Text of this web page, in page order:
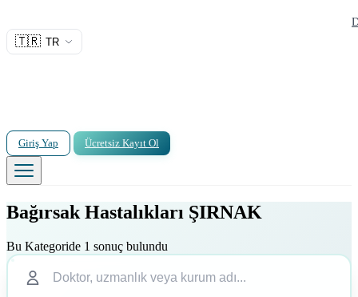
🇹🇷 TR
Giriş Yap Ücretsiz Kayıt Ol
Bağırsak Hastalıkları ŞIRNAK
Bu Kategoride 1 sonuç bulundu